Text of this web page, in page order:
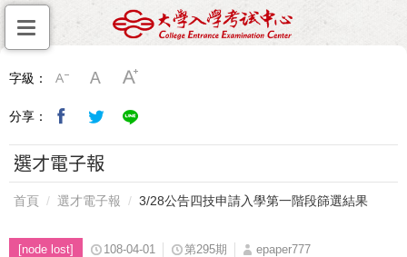
字級：
分享：
選才電子報
首頁 選才電子報 3/28公告四技申請入學第一階段篩選結果
[node lost] 108-04-01 第295期 epaper777